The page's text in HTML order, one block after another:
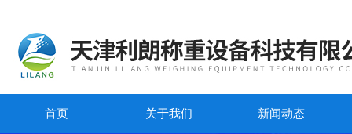
首页 关于我们 新闻动态